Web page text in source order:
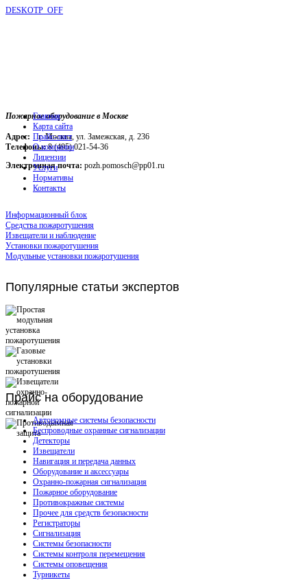
DESKOTP_OFF
Пожарное оборудование в Москве
Адрес: г. Москва, ул. Замежская, д. 236
Телефоны:8 (495) 021-54-36
Электронная почта: pozh.pomosch@pp01.ru
Главная
Карта сайта
Прайс-лист
О компании
Лицензии
Услуги
Нормативы
Контакты
Информационный блок
Средства пожаротушения
Извещатели и наблюдение
Установки пожаротушения
Модульные установки пожаротушения
Популярные статьи экспертов
Прайсна оборудование
Автономные системы безопасности
Беспроводные охранные сигнализации
Детекторы
Извещатели
Навигация и передача данных
Оборудование и аксессуары
Охранно-пожарная сигнализация
Пожарное оборудование
Противокражные системы
Прочее для средств безопасности
Регистраторы
Сигнализация
Системы безопасности
Системы контроля перемещения
Системы оповещения
Турникеты